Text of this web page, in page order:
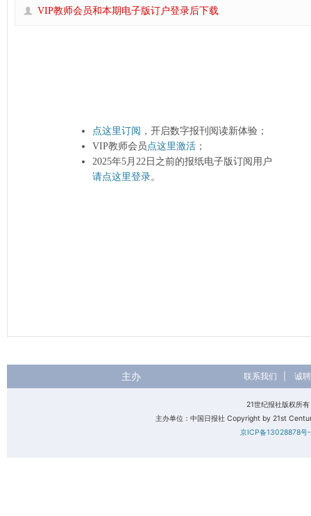
VIP教师会员和本期电子版订户登录后下载
点这里订阅 ，开启数字报刊阅读新体验；
VIP教师会员点这里激活 ；
2025年5月22日之前的报纸电子版订阅用户
请点这里登录。
主办 联系我们 诚
21世纪报社版权所
主办单位：中国日报社 Copyright by 21st
京ICP备13028878号